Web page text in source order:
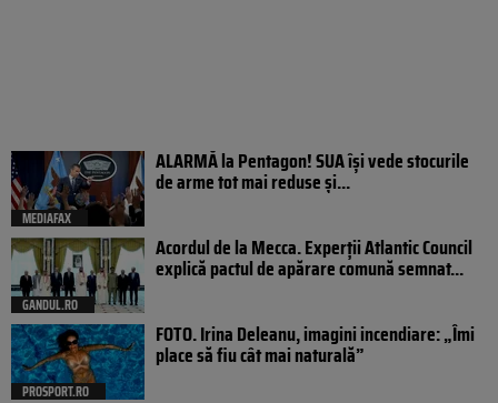
MEDIAFAX
ALARMĂ la Pentagon! SUA își vede stocurile
de arme tot mai reduse și...
GANDUL.RO
Acordul de la Mecca. Experții Atlantic Council
explică pactul de apărare comună semnat...
PROSPORT.RO
FOTO. Irina Deleanu, imagini incendiare: „Îmi
place să fiu cât mai naturală”